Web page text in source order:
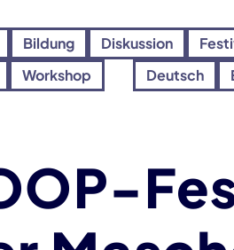
Bildung Diskussion
Workshop Deutsch